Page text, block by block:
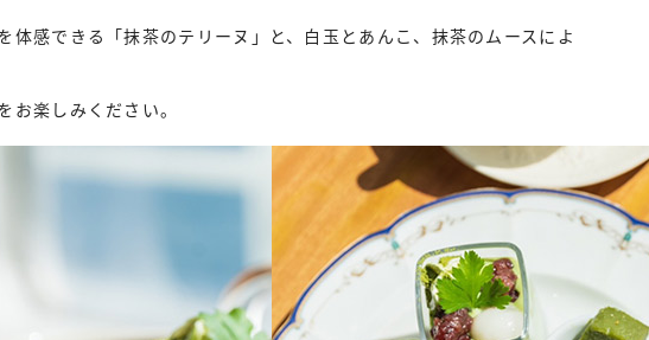
感できる「抹茶のテリーヌ」と、白玉とあんこ、抹茶のムースによ
楽しみください。